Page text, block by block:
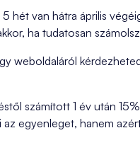
hét van hátra április
ha tudatosan
weboldaláról
számított 1 év után
egyenleget, hanem